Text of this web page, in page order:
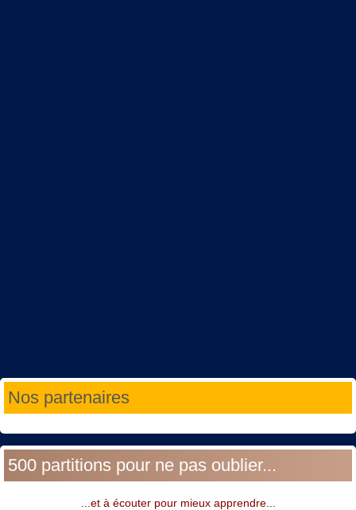
Nos partenaires
500 partitions pour ne pas oublier...
...et à écouter pour mieux apprendre...
Année
précédente
Mois
précédent
Année
suivante
Mois
suivant